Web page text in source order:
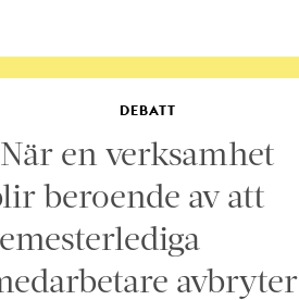
DEBATT
en verksamhet
beroende av att
avbryter